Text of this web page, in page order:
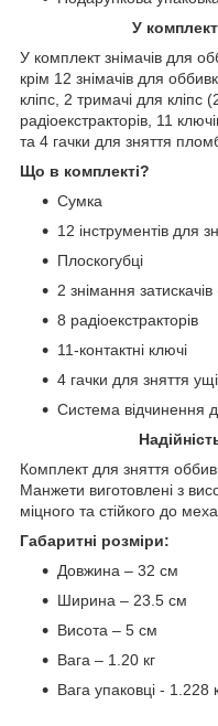
У
У комплект знімачів для
крім 12 знімачів для
кліпс, 2 тримачі для кліпс
радіоекстракторів, 11
та 4 гачки для зняття
Що в комплекті?
Сумка
12 інструментів для
Плоскогубці
2 знімання
8 радіоекстракторів
11-контактні ключі
4 гачки для зняття
Система відчинення
Комплект для зняття
Манжети виготовлені з
міцного та стійкого до
Габаритні розміри:
Довжина – 32 см
Ширина – 23.5 см
Висота – 5 см
Вага – 1.20 кг
Вага упаковці - 1.228